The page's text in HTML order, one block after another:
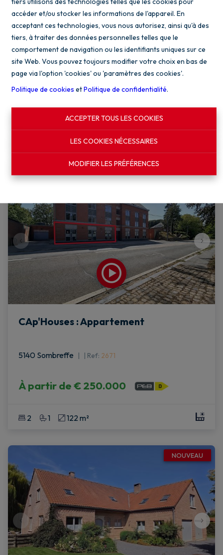
accéder et/ou stocker les informations de l'appareil. En
acceptant ces technologies, vous nous autorisez, ainsi qu'à des
tiers, à traiter des données personnelles telles que le
comportement de navigation ou les identifiants uniques sur ce
site Web. Vous pouvez toujours modifier votre choix en bas de
page via l'option 'cookies' ou 'paramètres des cookies'.
Politique de cookies etPolitique de confidentialité.
ACCEPTER TOUS LES COOKIES
LES COOKIES NÉCESSAIRES
MODIFIER LES PRÉFÉRENCES
Cap'Houses : Villa avec garage 12 places
s/30a
1300 Wavre |Ref: 2459
À partir de€ 995.000
308 m²
NOUVEAU
CAp'Houses : Appartement
5140 Sombreffe Ref: 2671
À partir de€ 250.000
2 1 122 m²
NOUVEAU